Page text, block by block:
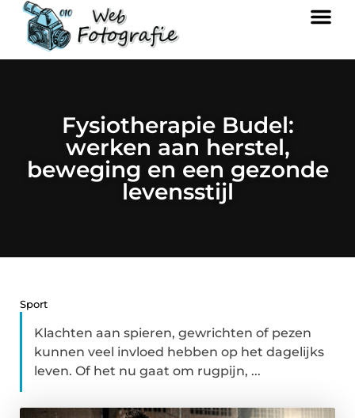
Fysiotherapie Budel:
werken aan herstel,
beweging en een gezonde
levensstijl
Sport
Klachten aan spieren, gewrichten of pezen
kunnen veel invloed hebben op het dagelijks
leven. Of het nu gaat om rugpijn, ...